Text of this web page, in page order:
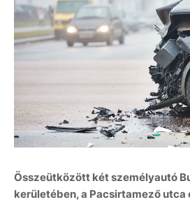
Összeütközött két személyautó
kerületében, a Pacsirtamező utca